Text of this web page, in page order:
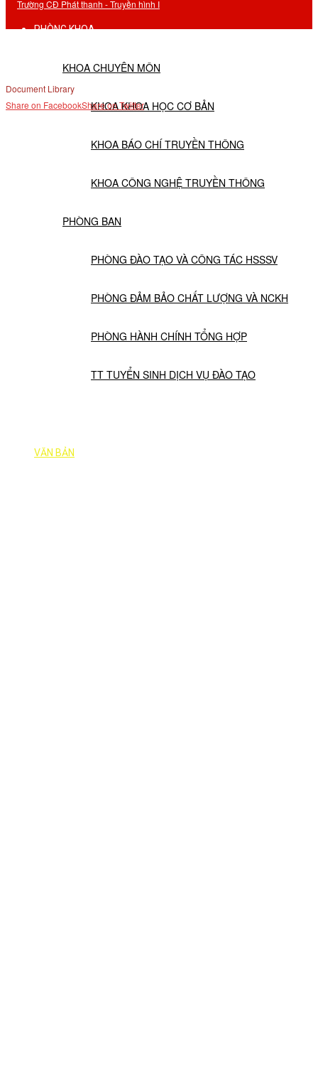
PHÒNG KHOA
KHOA CHUYÊN MÔN
KHOA KHOA HỌC CƠ BẢN
KHOA BÁO CHÍ TRUYỀN THÔNG
KHOA CÔNG NGHỆ TRUYỀN THÔNG
PHÒNG BAN
PHÒNG ĐÀO TẠO VÀ CÔNG TÁC HSSSV
PHÒNG ĐẢM BẢO CHẤT LƯỢNG VÀ NCKH
PHÒNG HÀNH CHÍNH TỔNG HỢP
TT TUYỂN SINH DỊCH VỤ ĐÀO TẠO
VĂN BẢN
Document Library
Share on FacebookShare on Twitter